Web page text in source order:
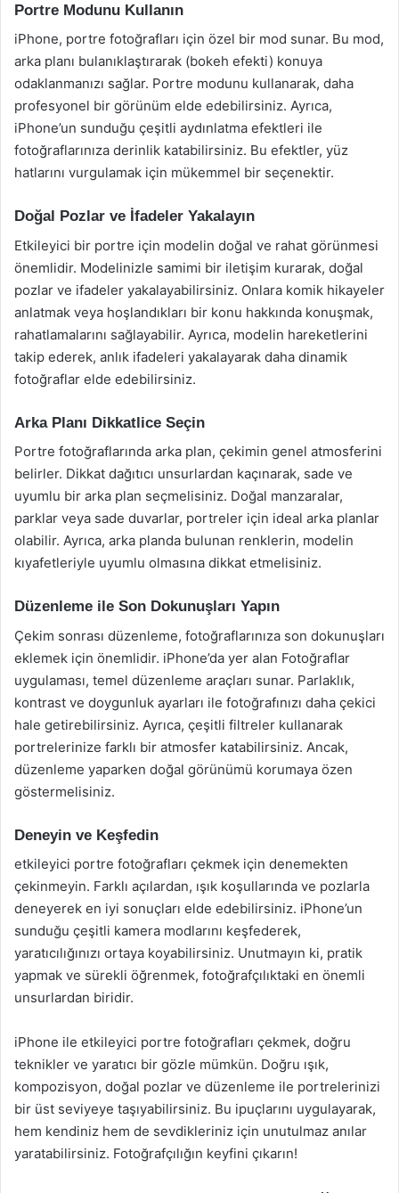
Portre Modunu Kullanın
iPhone, portre fotoğrafları için özel bir mod sunar. Bu mod,
arka planı bulanıklaştırarak (bokeh efekti) konuya
odaklanmanızı sağlar. Portre modunu kullanarak, daha
profesyonel bir görünüm elde edebilirsiniz. Ayrıca,
iPhone’un sunduğu çeşitli aydınlatma efektleri ile
fotoğraflarınıza derinlik katabilirsiniz. Bu efektler, yüz
hatlarını vurgulamak için mükemmel bir seçenektir.
Doğal Pozlar ve İfadeler Yakalayın
Etkileyici bir portre için modelin doğal ve rahat görünmesi
önemlidir. Modelinizle samimi bir iletişim kurarak, doğal
pozlar ve ifadeler yakalayabilirsiniz. Onlara komik hikayeler
anlatmak veya hoşlandıkları bir konu hakkında konuşmak,
rahatlamalarını sağlayabilir. Ayrıca, modelin hareketlerini
takip ederek, anlık ifadeleri yakalayarak daha dinamik
fotoğraflar elde edebilirsiniz.
Arka Planı Dikkatlice Seçin
Portre fotoğraflarında arka plan, çekimin genel atmosferini
belirler. Dikkat dağıtıcı unsurlardan kaçınarak, sade ve
uyumlu bir arka plan seçmelisiniz. Doğal manzaralar,
parklar veya sade duvarlar, portreler için ideal arka planlar
olabilir. Ayrıca, arka planda bulunan renklerin, modelin
kıyafetleriyle uyumlu olmasına dikkat etmelisiniz.
Düzenleme ile Son Dokunuşları Yapın
Çekim sonrası düzenleme, fotoğraflarınıza son dokunuşları
eklemek için önemlidir. iPhone’da yer alan Fotoğraflar
uygulaması, temel düzenleme araçları sunar. Parlaklık,
kontrast ve doygunluk ayarları ile fotoğrafınızı daha çekici
hale getirebilirsiniz. Ayrıca, çeşitli filtreler kullanarak
portrelerinize farklı bir atmosfer katabilirsiniz. Ancak,
düzenleme yaparken doğal görünümü korumaya özen
göstermelisiniz.
Deneyin ve Keşfedin
etkileyici portre fotoğrafları çekmek için denemekten
çekinmeyin. Farklı açılardan, ışık koşullarında ve pozlarla
deneyerek en iyi sonuçları elde edebilirsiniz. iPhone’un
sunduğu çeşitli kamera modlarını keşfederek,
yaratıcılığınızı ortaya koyabilirsiniz. Unutmayın ki, pratik
yapmak ve sürekli öğrenmek, fotoğrafçılıktaki en önemli
unsurlardan biridir.
iPhone ile etkileyici portre fotoğrafları çekmek, doğru
teknikler ve yaratıcı bir gözle mümkün. Doğru ışık,
kompozisyon, doğal pozlar ve düzenleme ile portrelerinizi
bir üst seviyeye taşıyabilirsiniz. Bu ipuçlarını uygulayarak,
hem kendiniz hem de sevdikleriniz için unutulmaz anılar
yaratabilirsiniz. Fotoğrafçılığın keyfini çıkarın!